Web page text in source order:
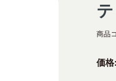
商品
価格: